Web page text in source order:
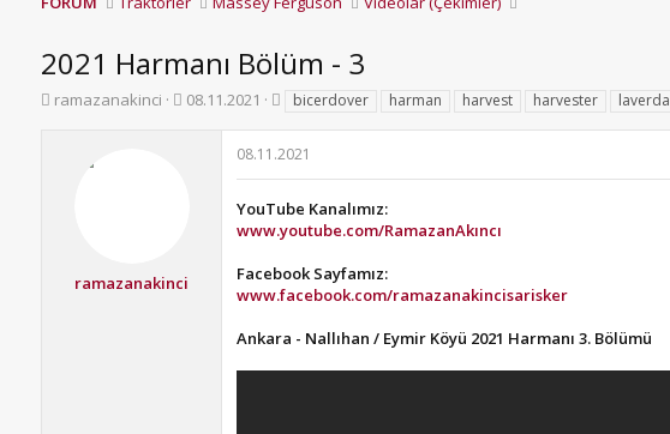
2021 Harmanı Bölüm - 3
K
ramazanakinci
B
t
08.11.2021
k
e
t
l
r
bicerdover harman harvest harvester laverda
ramazanakinci
08.11.2021
YouTube Kanalımız:
www.youtube.com/RamazanAkıncı
Facebook Sayfamız:
www.facebook.com/ramazanakincisarisker
Ankara - Nallıhan / Eymir Köyü 2021 Harmanı 3. Bölümü